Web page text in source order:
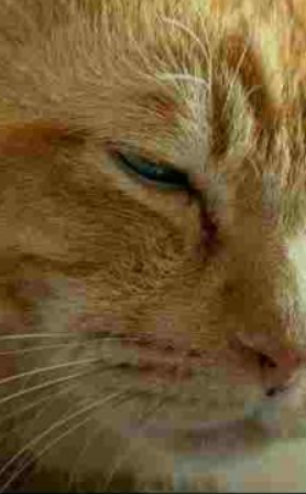
a la revista